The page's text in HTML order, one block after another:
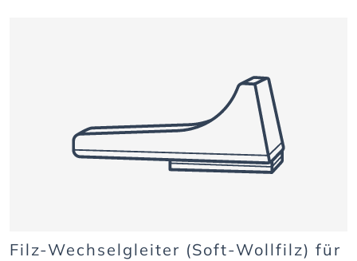
Filz-Wechselgleiter (Soft-Wollfilz) für